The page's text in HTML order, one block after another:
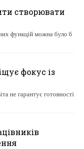
створювати
функцій можна було б
фокус із
не гарантує готовності